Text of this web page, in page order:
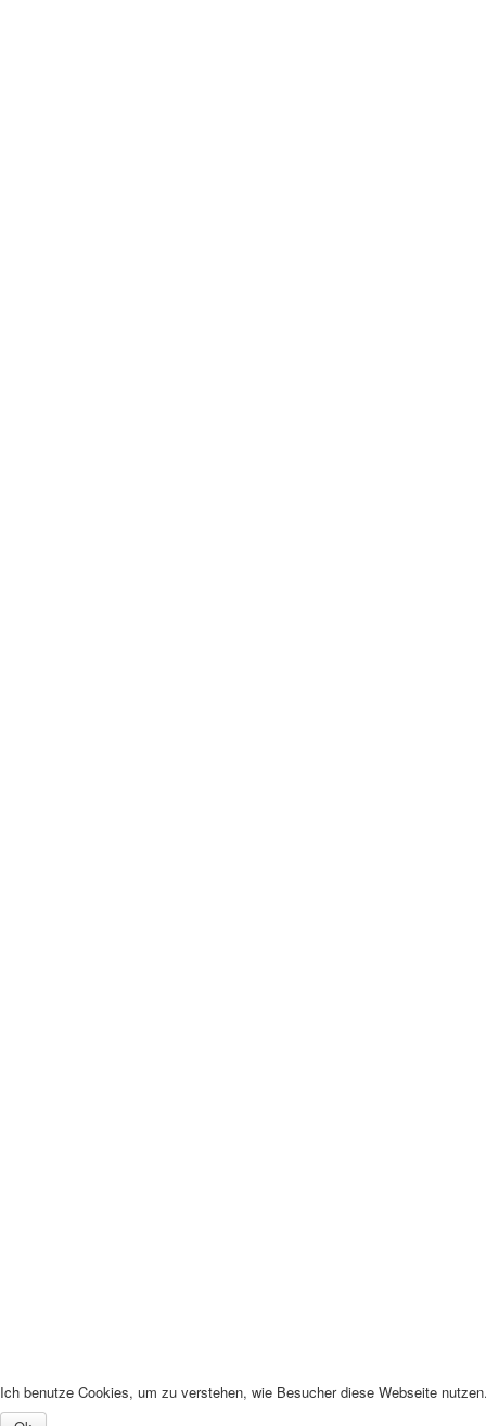
Ich benutze Cookies, um zu verstehen, wie Besucher diese Webseite